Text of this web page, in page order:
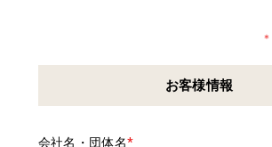
＊
お客様情報
会社名・団体名*